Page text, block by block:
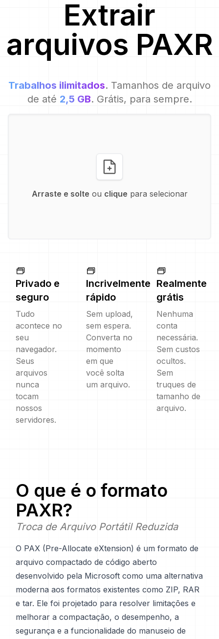
Extrair
arquivos PAXR
Trabalhos ilimitados. Tamanhos de arquivo
de até 2,5 GB. Grátis, para sempre.
Arraste e solte ou clique para selecionar
Privado e
seguro
Tudo
acontece no
seu
navegador.
Seus
arquivos
nunca
tocam
nossos
servidores.
Incrivelmente
rápido
Sem upload,
sem espera.
Converta no
momento
em que
você solta
um arquivo.
Realmente
grátis
Nenhuma
conta
necessária.
Sem custos
ocultos.
Sem
truques de
tamanho de
arquivo.
O que é o formato
PAXR?
Troca de Arquivo Portátil Reduzida
O PAX (Pre-Allocate eXtension) é um formato de
arquivo compactado de código aberto
desenvolvido pela Microsoft como uma alternativa
moderna aos formatos existentes como ZIP, RAR
e tar. Ele foi projetado para resolver limitações e
melhorar a compactação, o desempenho, a
segurança e a funcionalidade do manuseio de